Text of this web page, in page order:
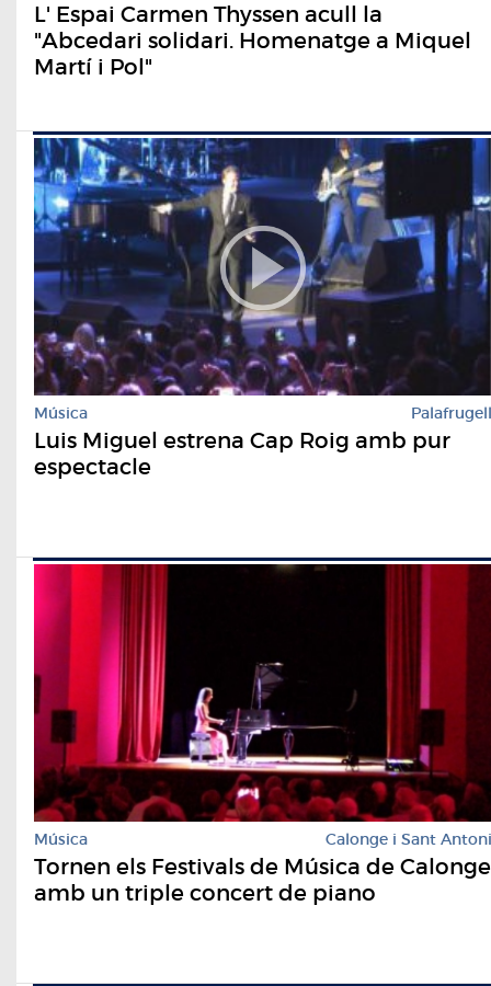
L' Espai Carmen Thyssen acull la
"Abcedari solidari. Homenatge a Miquel
Martí i Pol"
Música Palafrugell
Luis Miguel estrena Cap Roig amb pur
espectacle
Música Calonge i Sant Antoni
Tornen els Festivals de Música de Calonge
amb un triple concert de piano